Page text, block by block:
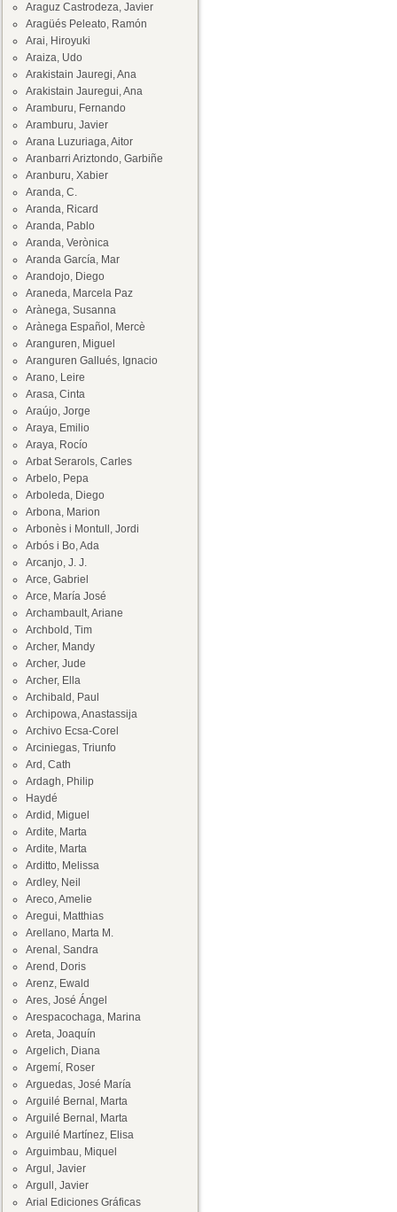
Araguz Castrodeza, Javier
Aragüés Peleato, Ramón
Arai, Hiroyuki
Araiza, Udo
Arakistain Jauregi, Ana
Arakistain Jauregui, Ana
Aramburu, Fernando
Aramburu, Javier
Arana Luzuriaga, Aitor
Aranbarri Ariztondo, Garbiñe
Aranburu, Xabier
Aranda, C.
Aranda, Ricard
Aranda, Pablo
Aranda, Verònica
Aranda García, Mar
Arandojo, Diego
Araneda, Marcela Paz
Arànega, Susanna
Arànega Español, Mercè
Aranguren, Miguel
Aranguren Gallués, Ignacio
Arano, Leire
Arasa, Cinta
Araújo, Jorge
Araya, Emilio
Araya, Rocío
Arbat Serarols, Carles
Arbelo, Pepa
Arboleda, Diego
Arbona, Marion
Arbonès i Montull, Jordi
Arbós i Bo, Ada
Arcanjo, J. J.
Arce, Gabriel
Arce, María José
Archambault, Ariane
Archbold, Tim
Archer, Mandy
Archer, Jude
Archer, Ella
Archibald, Paul
Archipowa, Anastassija
Archivo Ecsa-Corel
Arciniegas, Triunfo
Ard, Cath
Ardagh, Philip
Haydé
Ardid, Miguel
Ardite, Marta
Ardite, Marta
Arditto, Melissa
Ardley, Neil
Areco, Amelie
Aregui, Matthias
Arellano, Marta M.
Arenal, Sandra
Arend, Doris
Arenz, Ewald
Ares, José Ángel
Arespacochaga, Marina
Areta, Joaquín
Argelich, Diana
Argemí, Roser
Arguedas, José María
Arguilé Bernal, Marta
Arguilé Bernal, Marta
Arguilé Martínez, Elisa
Arguimbau, Miquel
Argul, Javier
Argull, Javier
Arial Ediciones Gráficas